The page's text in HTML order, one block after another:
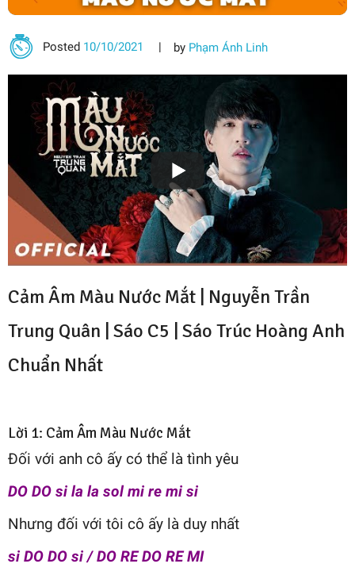
Posted 10/10/2021 by Phạm Ánh Linh
Cảm Âm Màu Nước Mắt | Nguyễn Trần
Trung Quân | Sáo C5 | Sáo Trúc Hoàng Anh
Chuẩn Nhất
Lời 1: Cảm Âm Màu Nước Mắt
Đối với anh cô ấy có thể là tình yêu
DO DO si la la sol mi re mi si
Nhưng đối với tôi cô ấy là duy nhất
si DO DO si / DO RE DO RE MI